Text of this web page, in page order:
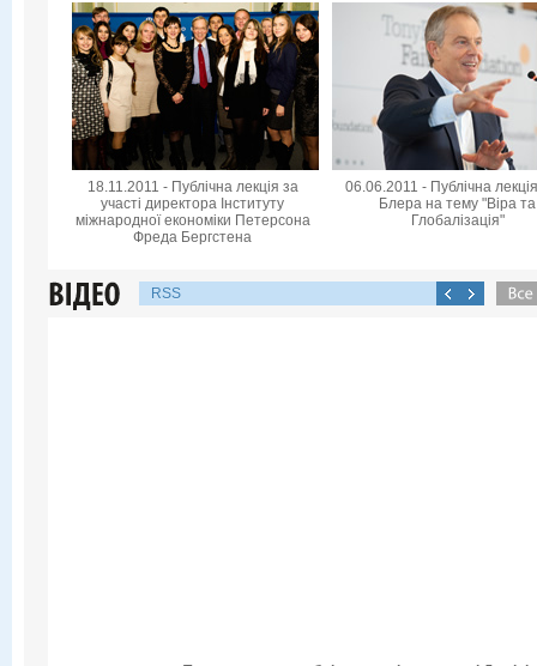
18.11.2011 - Публічна лекція за
участі директора Інституту
міжнародної економіки Петерсона
Фреда Бергстена
06.06.2011 - Публічна
Блера на тему "Віра та
Глобалізація"
RSS